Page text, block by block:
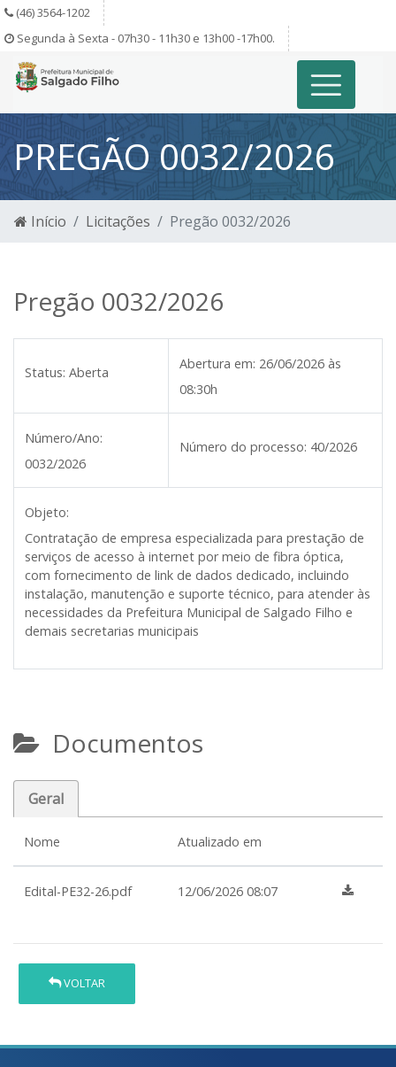
(46) 3564-1202
Segunda à Sexta - 07h30 - 11h30 e 13h00 -17h00.
PREGÃO 0032/2026
Início Licitações Pregão 0032/2026
Pregão 0032/2026
Status: Aberta
Abertura em: 26/06/2026 às
08:30h
Número/Ano:
0032/2026
Número do processo: 40/2026
Objeto:
Contratação de empresa especializada para prestação de
serviços de acesso à internet por meio de fibra óptica,
com fornecimento de link de dados dedicado, incluindo
instalação, manutenção e suporte técnico, para atender às
necessidades da Prefeitura Municipal de Salgado Filho e
demais secretarias municipais
Documentos
Geral
Nome Atualizado em
Edital-PE32-26.pdf 12/06/2026 08:07
VOLTAR